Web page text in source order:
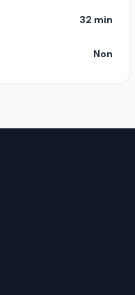
32 min
Non